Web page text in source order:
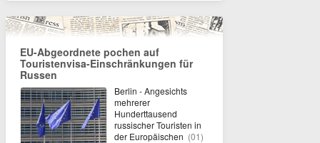
EU-Abgeordnete pochen auf
Touristenvisa-Einschränkungen für
Russen
Berlin - Angesichts
mehrerer
Hunderttausend
russischer Touristen in
der Europäischen (01)